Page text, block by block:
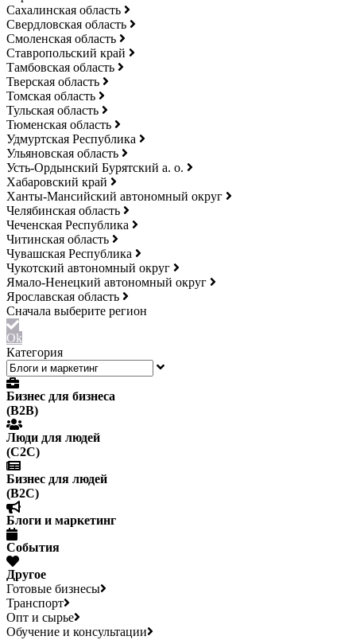
Сахалинская область
Свердловская область
Смоленская область
Ставропольский край
Тамбовская область
Тверская область
Томская область
Тульская область
Тюменская область
Удмуртская Республика
Ульяновская область
Усть-Ордынский Бурятский а. о.
Хабаровский край
Ханты-Мансийский автономный округ
Челябинская область
Чеченская Республика
Читинская область
Чувашская Республика
Чукотский автономный округ
Ямало-Ненецкий автономный округ
Ярославская область
Ok
Категория
Бизнес для бизнеса
(B2B)
Люди для людей
(С2С)
Бизнес для людей
(B2C)
Блоги и маркетинг
События
Другое
Готовые бизнесы
Транспорт
Опт и сырье
Обучение и консультации